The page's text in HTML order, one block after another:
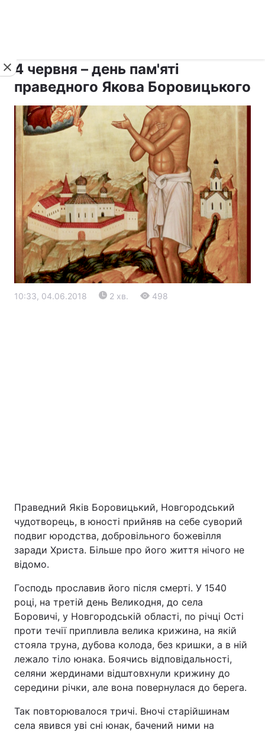
РЕГІОНИ
Київ
Дніпро Харків
Одеса
Спорт Наука
Техно і зв'язок Лайт
Зброя Інциденти
4 червня – день пам'яті
праведного Якова Боровицького
10:33, 04.06.2018 2 хв. 498
Праведний Яків Боровицький, Новгородський
чудотворець, в юності прийняв на себе суворий
подвиг юродства, добровільного божевілля
заради Христа. Більше про його життя нічого не
відомо.
Господь прославив його після смерті. У 1540
році, на третій день Великодня, до села
Боровичі, у Новгородській області, по річці Ості
проти течії припливла велика крижина, на якій
стояла труна, дубова колода, без кришки, а в ній
лежало тіло юнака. Боячись відповідальності,
селяни жердинами відштовхнули крижину до
середини річки, але вона повернулася до берега.
Так повторювалося тричі. Вночі старійшинам
села явився уві сні юнак, бачений ними на